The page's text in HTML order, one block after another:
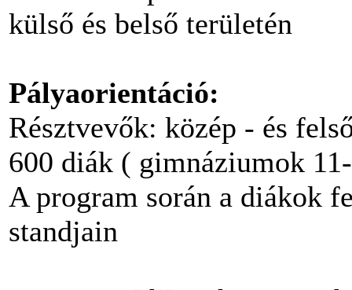
külső és belső területén
Pályaorientáció:
Résztvevők: közép - és
600 diák ( gimnáziumok
A program során a diákok
standjain